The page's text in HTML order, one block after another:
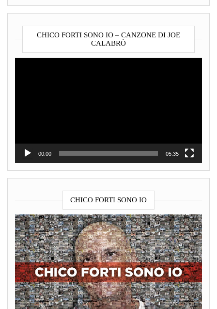
CHICO FORTI SONO IO – CANZONE DI JOE
CALABRÒ
00:00 05:35
CHICO FORTI SONO IO